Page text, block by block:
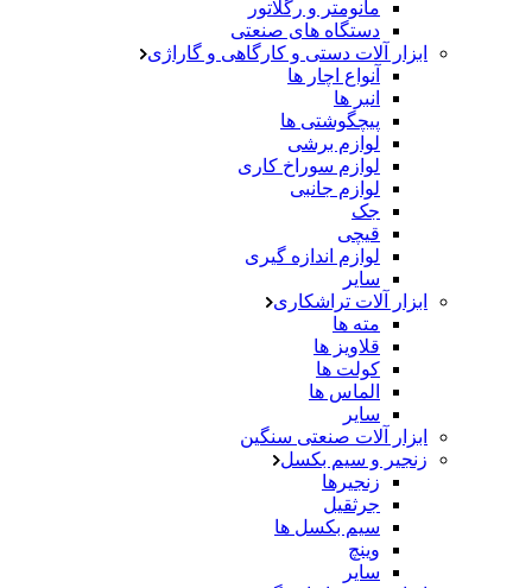
مانومتر و رگلاتور
دستگاه های صنعتی
ابزار آلات دستی و کارگاهی و گاراژی
آنواع اچار ها
انبر ها
پیچگوشتی ها
لوازم برشی
لوازم سوراخ کاری
لوازم جانبی
جک
قیچی
لوازم اندازه گیری
سایر
ابزار آلات تراشکاری
مته ها
قلاویز ها
کولت ها
الماس ها
سایر
ابزار آلات صنعتی سنگین
زنجیر و سیم بکسل
زنجیرها
جرثقیل
سیم بکسل ها
وینچ
سایر